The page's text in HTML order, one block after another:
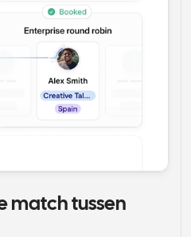
match tussen